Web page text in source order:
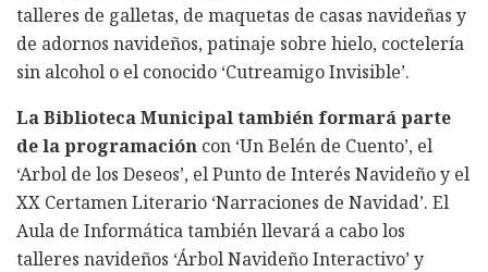
talleres de galletas, de maquetas de casas navideñas y
de adornos navideños, patinaje sobre hielo, coctelería
sin alcohol o el conocido ‘Cutreamigo Invisible’.
La Biblioteca Municipal también formará parte
de la programación con ‘Un Belén de Cuento’, el
‘Arbol de los Deseos’, el Punto de Interés Navideño y el
XX Certamen Literario ‘Narraciones de Navidad’. El
Aula de Informática también llevará a cabo los
talleres navideños ‘Árbol Navideño Interactivo’ y